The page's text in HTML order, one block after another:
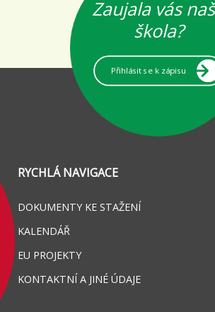
RYCHLÁ NAVIGACE
DOKUMENTY KE STAŽENÍ
KALENDÁŘ
EU PROJEKTY
KONTAKTNÍ A JINÉ ÚDAJE
Zaujala vás
škola?
Přihlásit se k zápisu